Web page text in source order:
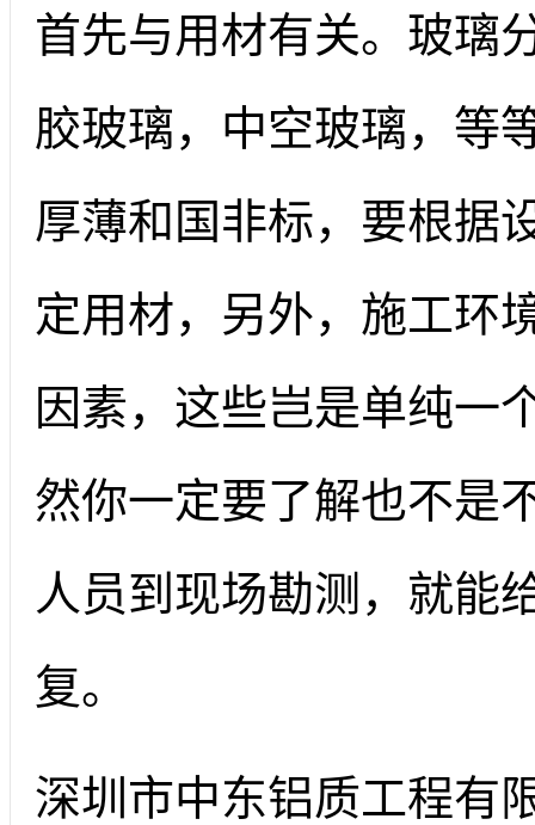
首先与用材有关。玻璃
胶玻璃，中空玻璃，等
厚薄和国非标，要根据
定用材，另外，施工环
因素，这些岂是单纯一
然你一定要了解也不是
人员到现场勘测，就能
复。
深圳市中东铝质工程有